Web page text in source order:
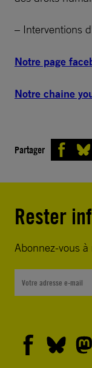
– Interventions
Notre page
Notre chaine
Partager
Rester
Abonnez-vous